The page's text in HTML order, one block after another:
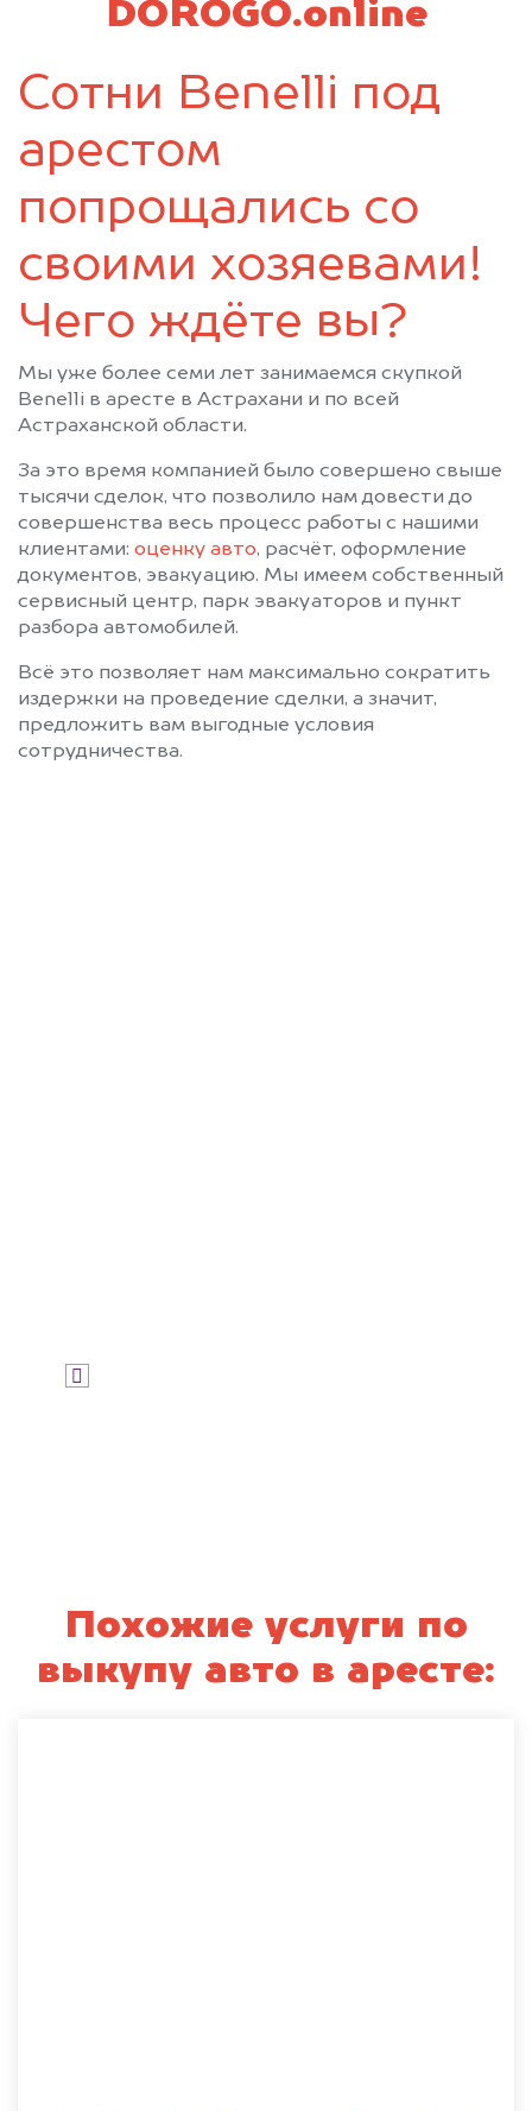
DOROGO.online
Сотни Benelli под
арестом
попрощались со
своими хозяевами!
Чего ждёте вы?
Мы уже более семи лет занимаемся скупкой
Benelli в аресте в Астрахани и по всей
Астраханской области.
За это время компанией было совершено свыше
тысячи сделок, что позволило нам довести до
совершенства весь процесс работы с нашими
клиентами: оценку авто, расчёт, оформление
документов, эвакуацию. Мы имеем собственный
сервисный центр, парк эвакуаторов и пункт
разбора автомобилей.
Всё это позволяет нам максимально сократить
издержки на проведение сделки, а значит,
предложить вам выгодные условия
сотрудничества.
Похожие услуги по
выкупу авто в аресте: